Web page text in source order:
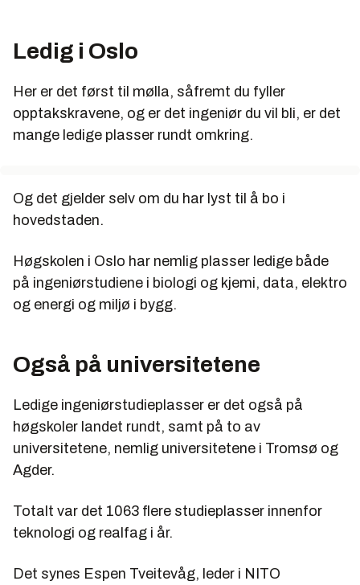
Ledig i Oslo
Her er det først til mølla, såfremt du fyller
opptakskravene, og er det ingeniør du vil bli, er det
mange ledige plasser rundt omkring.
Og det gjelder selv om du har lyst til å bo i
hovedstaden.
Høgskolen i Oslo har nemlig plasser ledige både
på ingeniørstudiene i biologi og kjemi, data, elektro
og energi og miljø i bygg.
Også på universitetene
Ledige ingeniørstudieplasser er det også på
høgskoler landet rundt, samt på to av
universitetene, nemlig universitetene i Tromsø og
Agder.
Totalt var det 1063 flere studieplasser innenfor
teknologi og realfag i år.
Det synes Espen Tveitevåg, leder i NITO